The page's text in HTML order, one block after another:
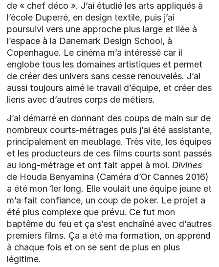
de « chef déco ». J’ai étudié les arts appliqués à
l’école Duperré, en design textile, puis j’ai
poursuivi vers une approche plus large et liée à
l’espace à la Danemark Design School, à
Copenhague. Le cinéma m’a intéressé car il
englobe tous les domaines artistiques et permet
de créer des univers sans cesse renouvelés. J’ai
aussi toujours aimé le travail d’équipe, et créer des
liens avec d’autres corps de métiers.
J’ai démarré en donnant des coups de main sur de
nombreux courts-métrages puis j’ai été assistante,
principalement en meublage. Très vite, les équipes
et les producteurs de ces films courts sont passés
au long-métrage et ont fait appel à moi. Divines
de Houda Benyamina (Caméra d’Or Cannes 2016)
a été mon 1er long. Elle voulait une équipe jeune et
m’a fait confiance, un coup de poker. Le projet a
été plus complexe que prévu. Ce fut mon
baptême du feu et ça s’est enchaîné avec d’autres
premiers films. Ça a été ma formation, on apprend
à chaque fois et on se sent de plus en plus
légitime.